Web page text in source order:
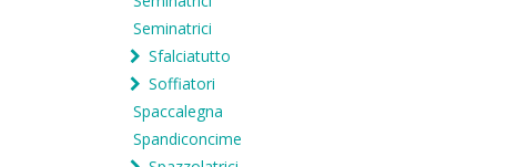
Seminatrici
Sfalciatutto
Soffiatori
Spaccalegna
Spandiconcime